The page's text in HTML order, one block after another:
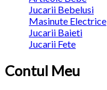
Jucarii Bebelusi
Masinute Electrice
Jucarii Baieti
Jucarii Fete
Contul Meu